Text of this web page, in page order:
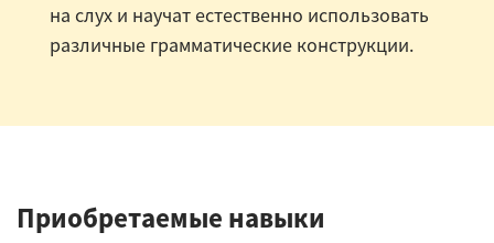
на слух и научат естественно использовать
различные грамматические конструкции.
Приобретаемые навыки